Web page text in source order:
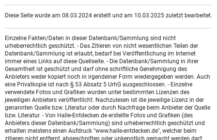
Diese Seite wurde am 08.03.2024 erstellt und am 10.03.2025 zuletzt bearbeitet.
Einzelne Fakten/Daten in dieser Datenbank/Sammlung sind nicht
urheberrechtlich geschützt. - Das Zitieren von nicht wesentlichen Teilen der
Datenbank/Sammlung ist erlaubt, bedarf bei Veröffentlichung im Internet
immer eines Links auf diese Quellseite. - Die Datenbank/Sammlung in ihrer
Gesamtheit ist geschützt und darf ohne schriftliche Genehmigung des
Anbieters weder kopiert noch in irgendeiner Form wiedergegeben werden. Auch
eine Privatkopie ist nach § 53 Absatz 5 UrhG ausgeschlossen. - Einzelne
verwendete Fotos und Grafiken wurden unter bestimmten Lizenzen des
jeweiligen Anbieters veröffentlicht. Nachzulesen ist die jeweilige Lizenz in der
genannten Quelle bzw. Literatur oder durch Nachfrage beim Anbieter der Quelle
bzw. Literatur. - Von Halle-Entdecken.de erstellte Fotos und Grafiken (des
Anbieters dieser Datenbank/Sammlung) sind urheberrechtlich geschützt und
erhalten meistens einen Aufdruck "www.halle-entdecken.de", welcher beim